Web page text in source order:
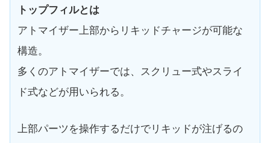
トップフィルとは
アトマイザー上部からリキッドチャージが可能な
構造。
多くのアトマイザーでは、スクリュー式やスライ
ド式などが用いられる。
上部パーツを操作するだけでリキッドが注げるの